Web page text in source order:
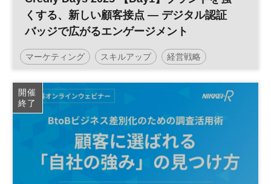
くする、新しい顧客接点 ― デジタル認証
バッジで広がるエンゲージメント
マーケティング スキルアップ 経営戦略
エンゲージメント 参加無料
日経オンラインセミナー
開催
終了